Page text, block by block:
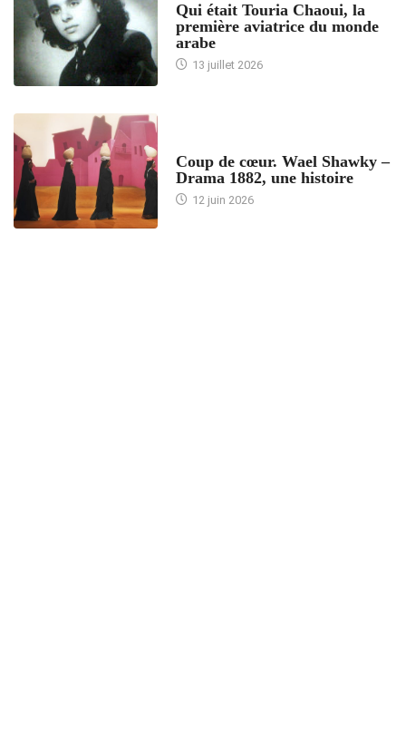
Qui était Touria Chaoui, la
première aviatrice du monde
arabe
13 juillet 2026
Coup de cœur. Wael Shawky –
Drama 1882, une histoire
12 juin 2026